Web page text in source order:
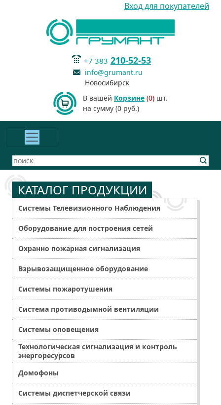
Вход для покупателей
+7 383 210-52-53
info@grumant.ru
Новосибирск
В вашей Корзине (0) шт.
на сумму (0 руб.)
КАТАЛОГ ПРОДУКЦИИ
Системы Телевизионного Наблюдения
Оборудование для построения сетей
Охранно пожарная сигнализация
Взрывозащищенное оборудование
Системы пожаротушения
Система противодымной вентиляции
Системы оповещения
Технологическая сигнализация и контроль
энергоресурсов
Домофоны
Системы диспетчерской связи